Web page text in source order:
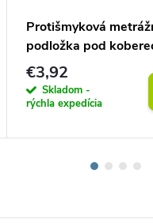
Protišmyková
podložka pod
(vlastný rozmer)
€3,92
Skladom -
rýchla expedícia